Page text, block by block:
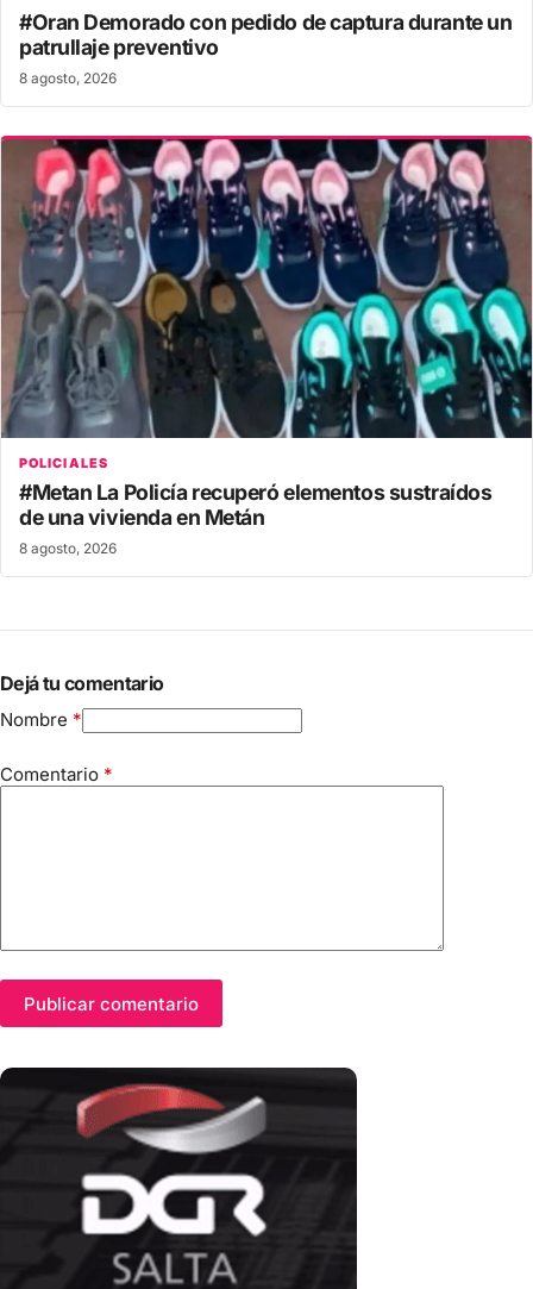
#Oran Demorado con pedido de captura durante un
patrullaje preventivo
8 agosto, 2026
POLICIALES
#Metan La Policía recuperó elementos sustraídos
de una vivienda en Metán
8 agosto, 2026
Dejá tu comentario
Nombre *
Comentario *
Publicar comentario